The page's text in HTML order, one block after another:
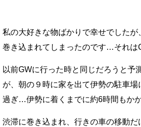
私の大好きな物ばかりで幸せでしたが
巻き込まれてしまったのです…それは
以前GWに行った時と同じだろうと予
が、朝の９時に家を出て伊勢の駐車
過ぎ…伊勢に着くまでに約6時間もかか
渋滞に巻き込まれ、行きの車の移動だ